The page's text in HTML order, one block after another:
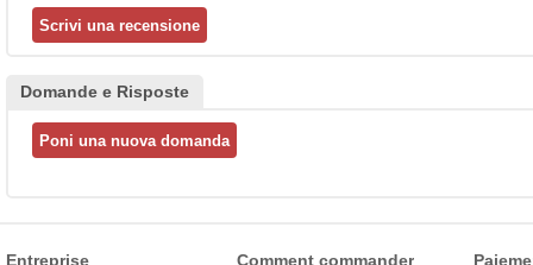
Domande e Risposte
Entreprise Comment commander